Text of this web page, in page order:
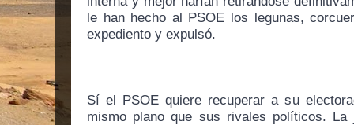
le han hecho al PSOE los legunas,
expediento y expulsó.
Sí el PSOE quiere recuperar a su
mismo plano que sus rivales políticos. La